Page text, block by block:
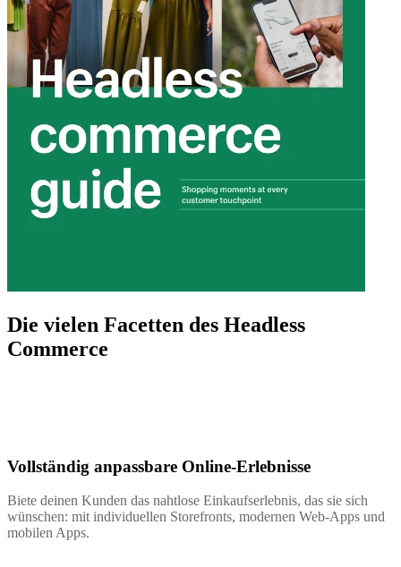
Die vielen Facetten des Headless
Commerce
Vollständig anpassbare Online-Erlebnisse
Biete deinen Kunden das nahtlose Einkaufserlebnis, das sie sich
wünschen: mit individuellen Storefronts, modernen Web-Apps und
mobilen Apps.